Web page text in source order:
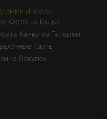
И ЗАКАЗ
Фото на Канве
Канву из Галереи
Карты
Покупок